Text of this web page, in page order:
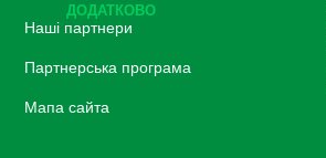
ДОДАТКОВО
Наші партнери
Партнерська програма
Мапа сайта